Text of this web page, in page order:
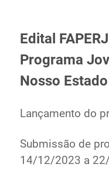
Edital
Programa
Nosso Estado
Lançamento do
Submissão de
14/12/2023 a